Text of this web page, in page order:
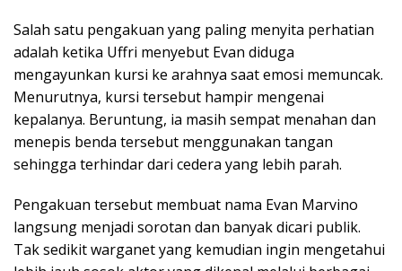
Salah satu pengakuan yang paling menyita perhatian
adalah ketika Uffri menyebut Evan diduga
mengayunkan kursi ke arahnya saat emosi memuncak.
Menurutnya, kursi tersebut hampir mengenai
kepalanya. Beruntung, ia masih sempat menahan dan
menepis benda tersebut menggunakan tangan
sehingga terhindar dari cedera yang lebih parah.
Pengakuan tersebut membuat nama Evan Marvino
langsung menjadi sorotan dan banyak dicari publik.
Tak sedikit warganet yang kemudian ingin mengetahui